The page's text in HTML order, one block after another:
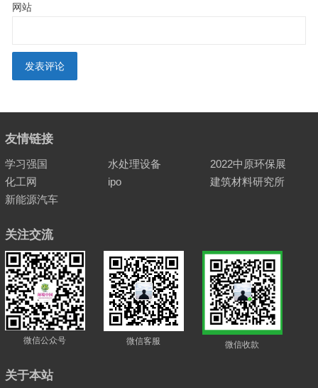
网站
友情链接
学习强国 水处理设备
2022中原环保展
化工网
ipo
建筑材料研究所
新能源汽车
关注交流
微信公众号 微信客服 微信收款
关于本站